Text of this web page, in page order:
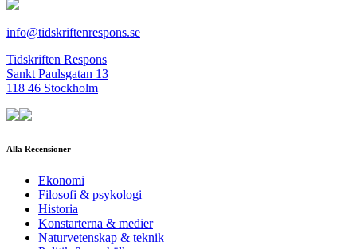
info@tidskriftenrespons.se
Tidskriften Respons
Sankt Paulsgatan 13
118 46 Stockholm
Alla Recensioner
Ekonomi
Filosofi & psykologi
Historia
Konstarterna & medier
Naturvetenskap & teknik